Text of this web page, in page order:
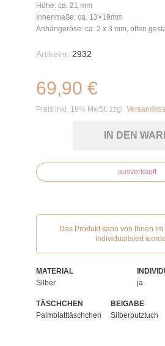
Höhe: ca. 21 mm
Innenmaße: ca. 13×19mm
Anhängeröse: ca. 2 x 3 mm, offen
Artikelnr. 2932
69,90 €
Preis inkl. 19% MwSt. zzgl.
IN DEN
ausverkauft
Das Produkt kann von Ihnen
individualisiert
MATERIAL
Silber
ja
TÄSCHCHEN
Palmblatttäschchen
BEIGABE
Silberputztuch